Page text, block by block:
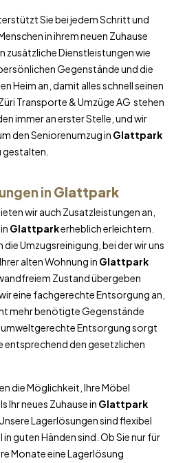
Sie bei jedem Schritt und
in ihrem neuen Zuhause
zusätzliche Dienstleistungen wie
Gegenstände und die
Heim an, damit alles schnell seinen
Transporte & Umzüge AG stehen
immer an erster Stelle, und wir
den Seniorenumzug in Glattpark
in Glattpark
wir auch Zusatzleistungen an,
in Glattparkerheblich erleichtern.
Umzugsreinigung, bei der wir uns
alten Wohnung in Glattpark
Zustand übergeben
eine fachgerechte Entsorgung an,
mehr benötigte Gegenstände
Entsorgung sorgt
entsprechend den gesetzlichen
die Möglichkeit, Ihre Möbel
Ihr neues Zuhause in Glattpark
Lagerlösungen sind flexibel
guten Händen sind. Ob Sie nur für
Monate eine Lagerlösung